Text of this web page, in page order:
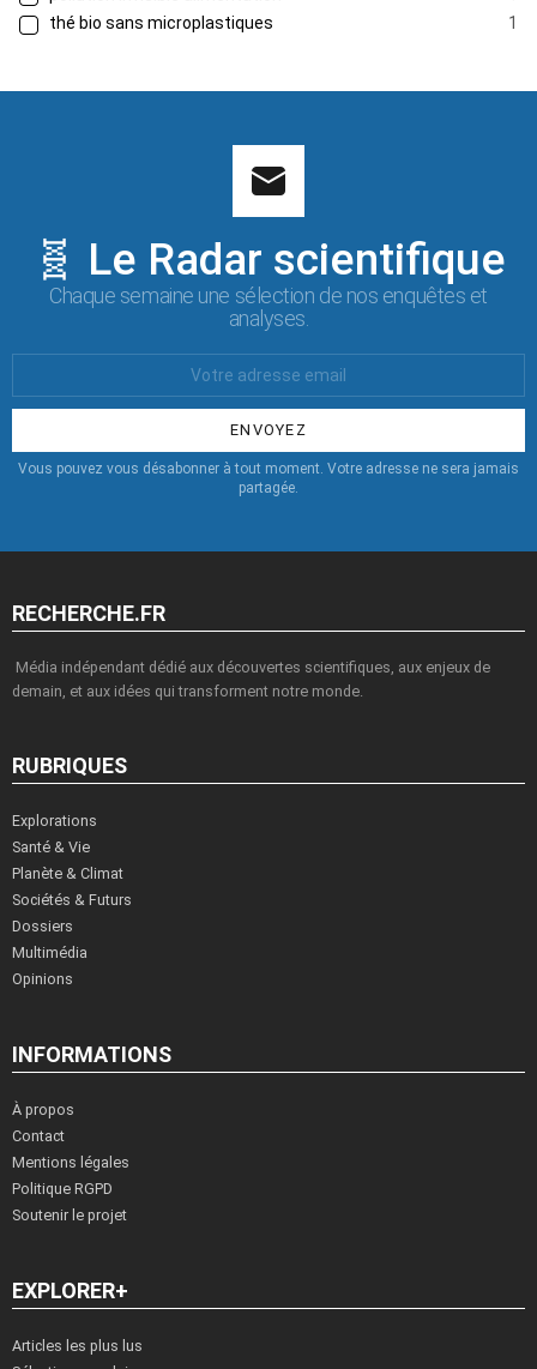
thé bio sans microplastiques
1
🧬 Le Radar scientifique
Chaque semaine une sélection de nos enquêtes et
analyses.
:
Vous pouvez vous désabonner à tout moment. Votre adresse ne sera jamais
partagée.
RECHERCHE.FR
Média indépendant dédié aux découvertes scientifiques, aux enjeux de
demain, et aux idées qui transforment notre monde.
RUBRIQUES
Explorations
Santé & Vie
Planète & Climat
Sociétés & Futurs
Dossiers
Multimédia
Opinions
INFORMATIONS
À propos
Contact
Mentions légales
Politique RGPD
Soutenir le projet
EXPLORER+
Articles les plus lus